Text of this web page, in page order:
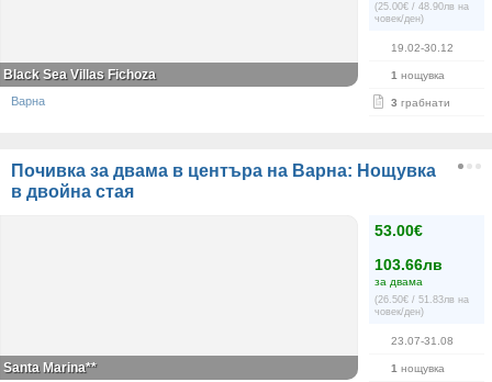
(25.00€ / 48.90лв на
човек/ден)
19.02-30.12
1 нощувка
3 грабнати
Black Sea Villas Fichoza
Варна
Почивка за двама в центъра на Варна: Нощувка
в двойна стая
53.00€
103.66лв
за двама
(26.50€ / 51.83лв на
човек/ден)
23.07-31.08
1 нощувка
Santa Marina**